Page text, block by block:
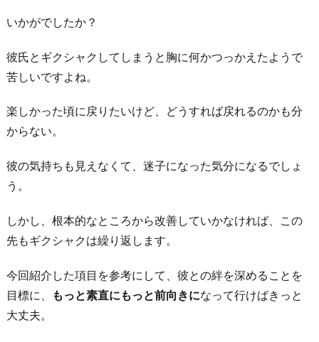
いかがでしたか？
彼氏とギクシャクしてしまうと胸に何かつっかえたようで
苦しいですよね。
楽しかった頃に戻りたいけど、どうすれば戻れるのかも分
からない。
彼の気持ちも見えなくて、迷子になった気分になるでしょ
う。
しかし、根本的なところから改善していかなければ、この
先もギクシャクは繰り返します。
今回紹介した項目を参考にして、彼との絆を深めることを
目標に、
もっと素直にもっと前向きになって行けばきっと
大丈夫。